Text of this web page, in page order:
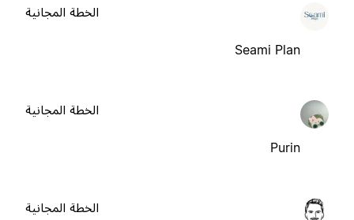
Seami Plan
الخطة المجانية
Purin
الخطة المجانية
الخطة المجانية